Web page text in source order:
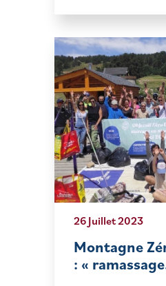
26 Juillet 2023
Montagne
: «